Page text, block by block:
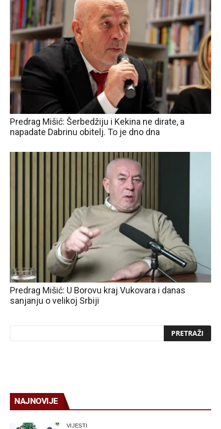
Predrag Mišić: Šerbedžiju i Kekina ne dirate, a
napadate Dabrinu obitelj. To je dno dna
Predrag Mišić: U Borovu kraj Vukovara i danas
sanjanju o velikoj Srbiji
NAJNOVIJE
VIJESTI